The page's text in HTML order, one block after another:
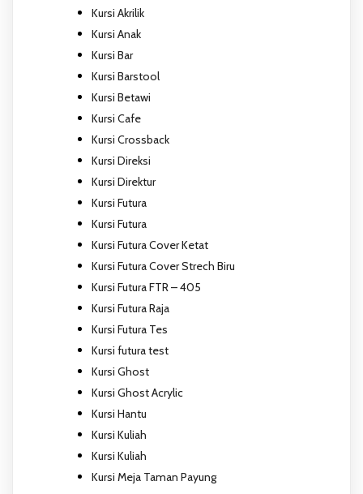
Kursi Akrilik
Kursi Anak
Kursi Bar
Kursi Barstool
Kursi Betawi
Kursi Cafe
Kursi Crossback
Kursi Direksi
Kursi Direktur
Kursi Futura
Kursi Futura
Kursi Futura Cover Ketat
Kursi Futura Cover Strech Biru
Kursi Futura FTR – 405
Kursi Futura Raja
Kursi Futura Tes
Kursi futura test
Kursi Ghost
Kursi Ghost Acrylic
Kursi Hantu
Kursi Kuliah
Kursi Kuliah
Kursi Meja Taman Payung